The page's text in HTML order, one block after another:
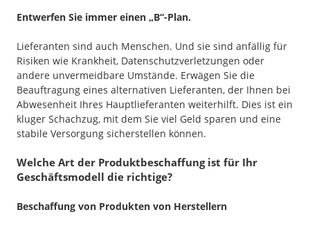
Entwerfen Sie immer einen „B“-Plan.
Lieferanten sind auch Menschen. Und sie sind anfällig für
Risiken wie Krankheit, Datenschutzverletzungen oder
andere unvermeidbare Umstände. Erwägen Sie die
Beauftragung eines alternativen Lieferanten, der Ihnen bei
Abwesenheit Ihres Hauptlieferanten weiterhilft. Dies ist ein
kluger Schachzug, mit dem Sie viel Geld sparen und eine
stabile Versorgung sicherstellen können.
Welche Art der Produktbeschaffung ist für Ihr
Geschäftsmodell die richtige?
Beschaffung von Produkten von Herstellern